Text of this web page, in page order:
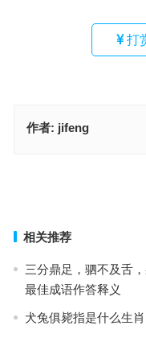
打
作者: jifeng
相关推荐
三分鼎足，驷不及舌
最佳成语作答释义
犬兔俱毙指是什么生